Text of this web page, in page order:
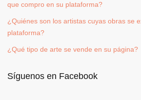
que compro en su plataforma?
¿Quiénes son los artistas cuyas obras se
plataforma?
¿Qué tipo de arte se vende en su página?
Síguenos en Facebook